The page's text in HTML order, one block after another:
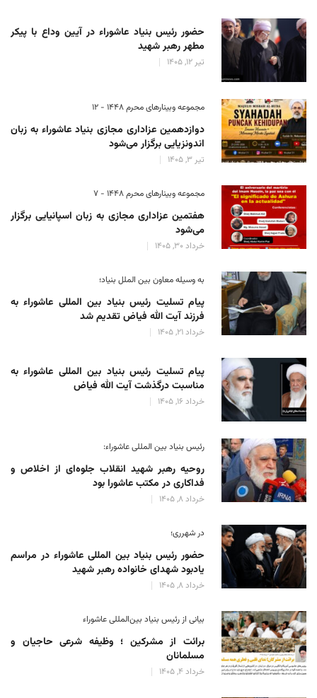
حضور رئیس‌ بنیاد عاشوراء در آیین وداع با پیکر
مطهر رهبر شهید
تیر 12, 1405
مجموعه وبینارهای محرم 1448 - 12
دوازدهمین عزاداری مجازی بنیاد عاشوراء به زبان
اندونزیایی برگزار می‌شود
تیر 3, 1405
مجموعه وبینارهای محرم 1448 - 7
هفتمین عزاداری مجازی به زبان اسپانیایی برگزار
می‌شود
خرداد 30, 1405
به وسیله معاون بین الملل بنیاد؛
پیام تسلیت رئیس بنیاد بین المللی عاشوراء به
فرزند آیت الله فیاض تقدیم شد
خرداد 21, 1405
پیام تسلیت رئیس بنیاد بین المللی عاشوراء به
مناسبت درگذشت آیت الله فیاض
خرداد 16, 1405
رئیس بنیاد بین المللی عاشوراء:
روحیه رهبر شهید انقلاب جلوه‌ای از اخلاص و
فداکاری در مکتب عاشورا بود
خرداد 8, 1405
در شهرری؛
حضور رئیس بنیاد بین المللی عاشوراء در مراسم
یادبود شهدای خانواده رهبر شهید
خرداد 8, 1405
بیانی از رئیس بنیاد بین‌المللی عاشوراء
برائت از مشرکین ؛ وظیفه شرعی حاجیان و
مسلمانان
خرداد 4, 1405